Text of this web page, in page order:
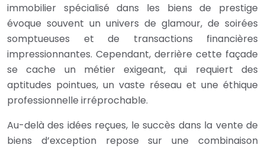
immobilier spécialisé dans les biens de prestige
évoque souvent un univers de glamour, de soirées
somptueuses et de transactions financières
impressionnantes. Cependant, derrière cette façade
se cache un métier exigeant, qui requiert des
aptitudes pointues, un vaste réseau et une éthique
professionnelle irréprochable.
Au-delà des idées reçues, le succès dans la vente de
biens d’exception repose sur une combinaison